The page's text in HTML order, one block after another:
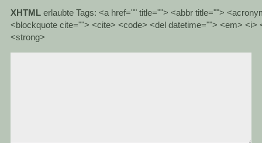
XHTML erlaubte Tags: <a href="" title=""> <abbr title="">
<blockquote cite=""> <cite> <code> <del datetime=""> <em> <i>
<strong>